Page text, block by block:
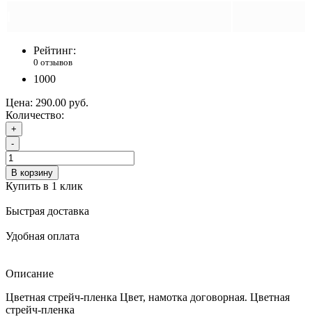
Рейтинг:
0 отзывов
1000
Цена: 290.00 руб.
Количество:
+
-
В корзину
Купить в 1 клик
Быстрая доставка
Удобная оплата
Описание
Цветная стрейч-пленка Цвет, намотка договорная. Цветная
стрейч-пленка